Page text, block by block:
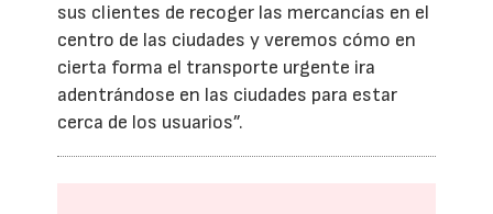
sus clientes de recoger las mercancías en el
centro de las ciudades y veremos cómo en
cierta forma el transporte urgente ira
adentrándose en las ciudades para estar
cerca de los usuarios”.